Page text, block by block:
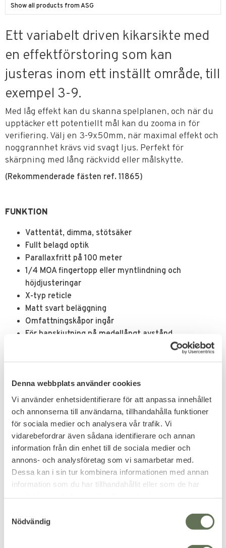
Denna webbplats använder cookies
Vi använder enhetsidentifierare för att anpassa innehållet
och annonserna till användarna, tillhandahålla funktioner
för sociala medier och analysera vår trafik. Vi
vidarebefordrar även sådana identifierare och annan
information från din enhet till de sociala medier och
annons- och analysföretag som vi samarbetar med.
Dessa kan i sin tur kombinera informationen med annan
information som du har tillhandahållit eller som de har
Nödvändig
Show all products from ASG
Ett variabelt driven kikarsikte med
en effektförstoring som kan
justeras inom ett inställt område, till
exempel 3-9.
Med låg effekt kan du skanna spelplanen, och när du
upptäcker ett potentiellt mål kan du zooma in för
verifiering. Välj en 3-9x50mm, när maximal effekt och
noggrannhet krävs vid svagt ljus. Perfekt för
skärpning med lång räckvidd eller målskytte.
(Rekommenderade fästen ref. 11865)
FUNKTION
Vattentät, dimma, stötsäker
Fullt belagd optik
Parallaxfritt på 100 meter
1/4 MOA fingertopp eller myntlindning och
höjdjusteringar
X-typ reticle
Matt svart beläggning
Omfattningskåpor ingår
För banskjutning på medellångt avstånd
Förstoring 3 × -9 ×
Objektivdiameter 50 mm
Utgångselev 5.56-16.67mm (0,3-0,7 tum)
Längd 315 mm (12,6 tum)
Rördiameter 25,4 mm (1 tum)
Ögonlindring 70-85 mm (2,8-3,4 tum)
Synfält vid 100yd 2,6 ° -6,6 °
Ju större objektivet är, desto mer ljus kan komma in i
Tänk på att ju högre du når objektivdiametern, desto
större blir linsen i storlek och tyngre kommer den att